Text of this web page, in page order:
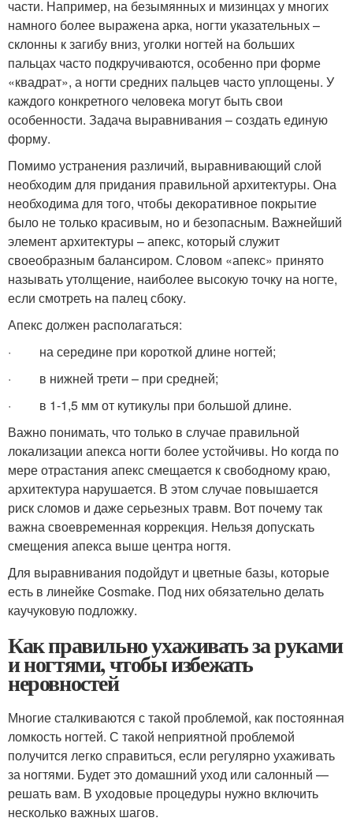
части. Например, на безымянных и мизинцах у многих
намного более выражена арка, ногти указательных –
склонны к загибу вниз, уголки ногтей на больших
пальцах часто подкручиваются, особенно при форме
«квадрат», а ногти средних пальцев часто уплощены. У
каждого конкретного человека могут быть свои
особенности. Задача выравнивания – создать единую
форму.
Помимо устранения различий, выравнивающий слой
необходим для придания правильной архитектуры. Она
необходима для того, чтобы декоративное покрытие
было не только красивым, но и безопасным. Важнейший
элемент архитектуры – апекс, который служит
своеобразным балансиром. Словом «апекс» принято
называть утолщение, наиболее высокую точку на ногте,
если смотреть на палец сбоку.
Апекс должен располагаться:
· на середине при короткой длине ногтей;
· в нижней трети – при средней;
· в 1-1,5 мм от кутикулы при большой длине.
Важно понимать, что только в случае правильной
локализации апекса ногти более устойчивы. Но когда по
мере отрастания апекс смещается к свободному краю,
архитектура нарушается. В этом случае повышается
риск сломов и даже серьезных травм. Вот почему так
важна своевременная коррекция. Нельзя допускать
смещения апекса выше центра ногтя.
Для выравнивания подойдут и цветные базы, которые
есть в линейке Cosmake. Под них обязательно делать
каучуковую подложку.
Как правильно ухаживать за руками
и ногтями, чтобы избежать
неровностей
Многие сталкиваются с такой проблемой, как постоянная
ломкость ногтей. С такой неприятной проблемой
получится легко справиться, если регулярно ухаживать
за ногтями. Будет это домашний уход или салонный —
решать вам. В уходовые процедуры нужно включить
несколько важных шагов.